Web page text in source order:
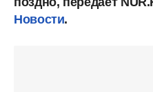
Новости.